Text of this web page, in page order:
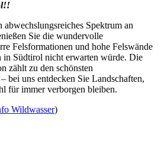
abwechslungsreiches Spektrum an
Sie die wundervolle
Felsformationen und hohe Felswände
in Südtirol nicht erwarten würde. Die
zählt zu den schönsten
bei uns entdecken Sie Landschaften,
für immer verborgen bleiben.
Wildwasser)